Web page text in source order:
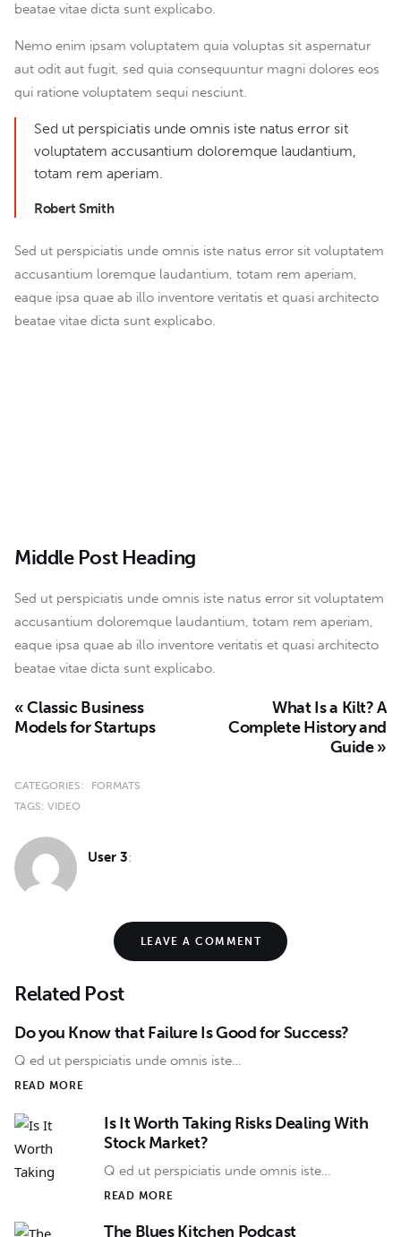
beatae vitae dicta sunt explicabo.
Nemo enim ipsam voluptatem quia voluptas sit aspernatur
aut odit aut fugit, sed quia consequuntur magni dolores eos
qui ratione voluptatem sequi nesciunt.
Sed ut perspiciatis unde omnis iste natus error sit
voluptatem accusantium doloremque laudantium,
totam rem aperiam.
Robert Smith
Sed ut perspiciatis unde omnis iste natus error sit voluptatem
accusantium loremque laudantium, totam rem aperiam,
eaque ipsa quae ab illo inventore veritatis et quasi architecto
beatae vitae dicta sunt explicabo.
Middle Post Heading
Sed ut perspiciatis unde omnis iste natus error sit voluptatem
accusantium doloremque laudantium, totam rem aperiam,
eaque ipsa quae ab illo inventore veritatis et quasi architecto
beatae vitae dicta sunt explicabo.
What Is a Kilt? A
Complete History and
Guide »
« Classic Business
Models for Startups
CATEGORIES:
FORMATS
TAGS: VIDEO
User 3:
LEAVE A COMMENT
Related Post
Do you Know that Failure Is Good for Success?
Q ed ut perspiciatis unde omnis iste…
READ MORE
Is It Worth Taking Risks Dealing With
Stock Market?
Q ed ut perspiciatis unde omnis iste…
READ MORE
The Blues Kitchen Podcast